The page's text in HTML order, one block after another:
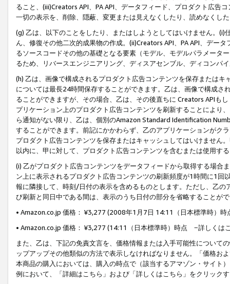
ること、(iii)Creators API、PA API、データフィード、プロダクト広告
一切の表示を、削除、隠蔽、変更または見えなくしたり、読めなくし
(g) 乙は、以下のことをしたり、またはしようとしてはいけません。
ん、修復その他二次的成果物の作成。(ii)Creators API、PA API、デー
るソースコードその他の基礎となる要素（モデル、モデルパラメータ
るため、リバースエンジニアリング、ディスアセンブル、ディコンパ
(h) 乙は、画像で構成されるプロダクト広告コンテンツを保存または
については最長24時間保存することができます。乙は、画像で構成
ることができますが、その場合、乙は、その後直ちに Creators APIも
プリケーション上のプロダクト広告コンテンツを刷新することにより
ら通知がない限り、乙は、個別のAmazon Standard Identification
することができます。前記にかかわらず、乙のアプリケーションがク
プロダクト広告コンテンツを保存またはキャッシュしてはいけません
以内に、甲に対して、プロダクト広告コンテンツを含むまたは使用す
(i) 乙がプロダクト広告コンテンツをデータフィードから取得する場合
ン上に表示されるプロダクト広告コンテンツの刷新頻度が1時間に1
報に隣接して、時刻/日付の表示を含めるものとします。ただし、乙
び刷新と同日中である間は、表示のうち日付の部分を省略することが
• Amazon.co.jp 価格： ¥3,277 (2008年1月7日 14:11（日本標準時）
• Amazon.co.jp 価格： ¥3,277 (14:11（日本標準時）時点 −詳しくは
また、乙は、下記の免責文言を、価格情報または入手可能性について
ップアップその他類似の方法で表示しなければなりません。「価格
本商品の購入においては、購入の時点で（該当するアマゾン・サイト
例において、「詳細はこちら」および「詳しくはこちら」をクリック